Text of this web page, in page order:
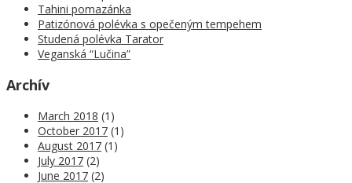
Tahini pomazánka
Patizónová polévka s opečeným tempehem
Studená polévka Tarator
Veganská “Lučina”
Archív
March 2018 (1)
October 2017 (1)
August 2017 (1)
July 2017 (2)
June 2017 (2)